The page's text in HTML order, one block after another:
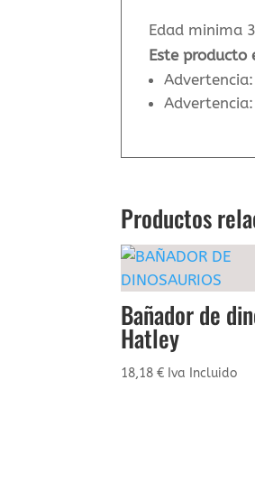
Edad minima
Este producto
Productos
Bañador de
Hatley
18,18€ Iva Incluido